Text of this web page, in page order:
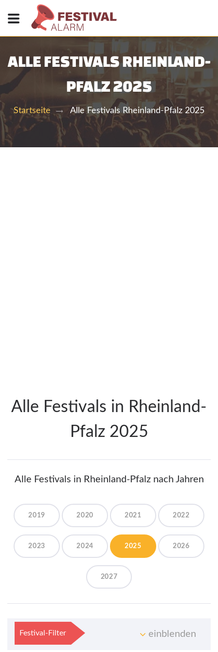
ALLE FESTIVALS RHEINLAND-
PFALZ 2025
Startseite Alle Festivals Rheinland-Pfalz 2025
Alle Festivals in Rheinland-
Pfalz 2025
Alle Festivals in Rheinland-Pfalz nach Jahren
2019 2020 2021 2022
2023 2024 2025 2026
2027
Festival-Filter einblenden